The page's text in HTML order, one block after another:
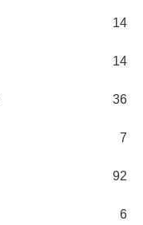
14
14
36
7
92
6